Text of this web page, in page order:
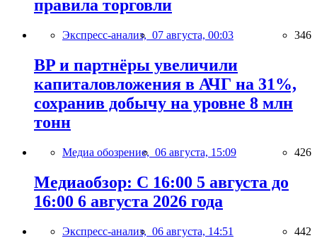
правила торговли
Экспресс-анализ, 07 августа, 00:03 346
BP и партнёры увеличили
капиталовложения в АЧГ на 31%,
сохранив добычу на уровне 8 млн
тонн
Медиа обозрение, 06 августа, 15:09 426
Медиаобзор: С 16:00 5 августа до
16:00 6 августа 2026 года
Экспресс-анализ, 06 августа, 14:51 442